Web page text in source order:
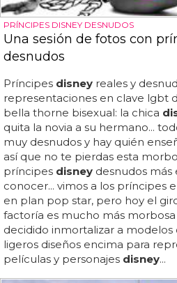
PRÍNCIPES DISNEY DESNUDOS
Una sesión de fotos con
desnudos
Príncipes disney reales y
representaciones en clave lgbt
bella thorne bisexual: la chica
quita la novia a su hermano...
muy desnudos y hay quién
así que no te pierdas esta
príncipes disney desnudos
conocer... vimos a los príncipes
en plan pop star, pero hoy el
factoría es mucho más
decidido inmortalizar a modelos
ligeros diseños encima para
películas y personajes disney...